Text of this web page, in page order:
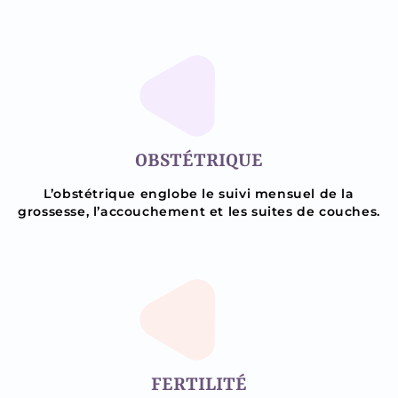
OBSTÉTRIQUE
L’obstétrique englobe le suivi mensuel de la
grossesse, l’accouchement et les suites de couches.
FERTILITÉ